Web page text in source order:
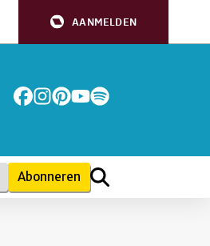
AANMELDEN
Abonneren